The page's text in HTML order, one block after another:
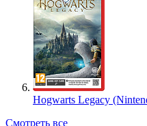
Hogwarts Legacy
Смотреть все